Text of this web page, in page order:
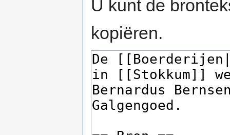
U kunt de
kopiëren.